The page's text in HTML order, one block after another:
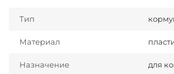
Тип
Материал
Назначение для